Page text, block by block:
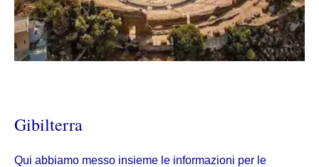
Gibilterra
Qui abbiamo messo insieme le informazioni per le